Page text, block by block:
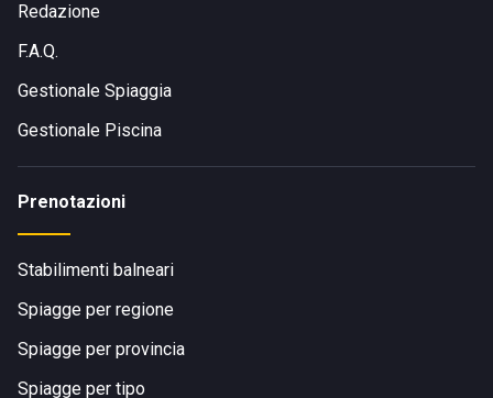
Redazione
F.A.Q.
Gestionale Spiaggia
Gestionale Piscina
Prenotazioni
Stabilimenti balneari
Spiagge per regione
Spiagge per provincia
Spiagge per tipo